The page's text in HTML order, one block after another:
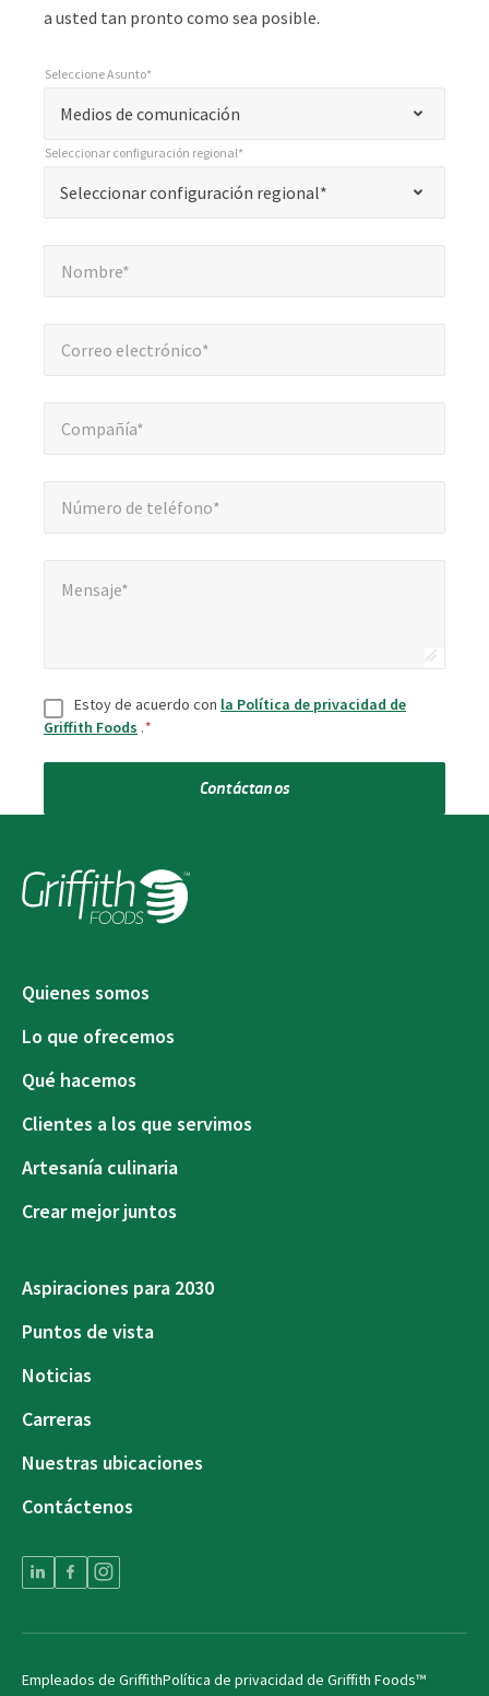
a usted tan pronto como sea posible.
"
indica
Medios de comunicación
Seleccione Asunto*
Seleccionar configuración regional*
Seleccionar configuración regional*
Nombre*
Correo electrónico*
Compañía*
Número de teléfono*
Mensaje*
AceptarEstoy de acuerdo con la Política de privacidad de
Griffith Foods .*
Contáctanos
Quienes somos
Lo que ofrecemos
Qué hacemos
Clientes a los que servimos
Artesanía culinaria
Crear mejor juntos
Aspiraciones para 2030
Puntos de vista
Noticias
Carreras
Nuestras ubicaciones
Contáctenos
Empleados de GriffithPolítica de privacidad de Griffith Foods™